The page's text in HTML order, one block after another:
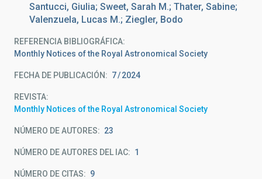
Santucci, Giulia; Sweet, Sarah M.; Thater, Sabine;
Valenzuela, Lucas M.; Ziegler, Bodo
REFERENCIA BIBLIOGRÁFICA
Monthly Notices of the Royal Astronomical Society
FECHA DE PUBLICACIÓN: 7 2024
REVISTA
Monthly Notices of the Royal Astronomical Society
NÚMERO DE AUTORES 23
NÚMERO DE AUTORES DEL IAC 1
NÚMERO DE CITAS 9